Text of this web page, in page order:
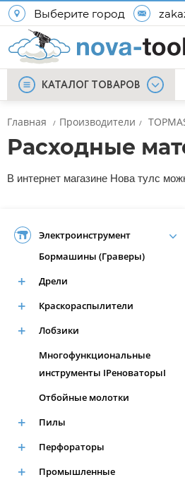
Выберите город
КАТАЛОГ ТОВАРОВ
Главная / Производители /
Расходные
В интернет магазине Нова тулс
Электроинструмент
Бормашины (Граверы)
Дрели
Краскораспылители
Лобзики
Многофункциональные
инструменты IРеноваторыI
Отбойные молотки
Пилы
Перфораторы
Промышленные